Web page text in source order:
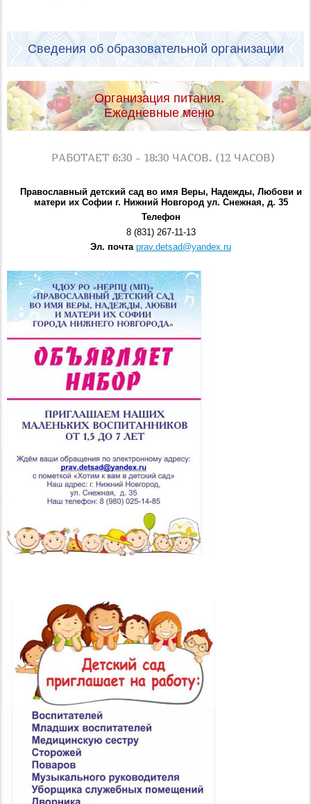
Сведения об образовательной организации
Организация питания.
Ежедневные меню
РАБОТАЕТ 6:30 - 18:30 ЧАСОВ. (12 ЧАСОВ)
Православный детский сад во имя Веры, Надежды, Любови и
матери их Софии г. Нижний Новгород ул. Снежная, д. 35
Телефон
8 (831) 267-11-13
Эл. почта prav.detsad@yandex.ru